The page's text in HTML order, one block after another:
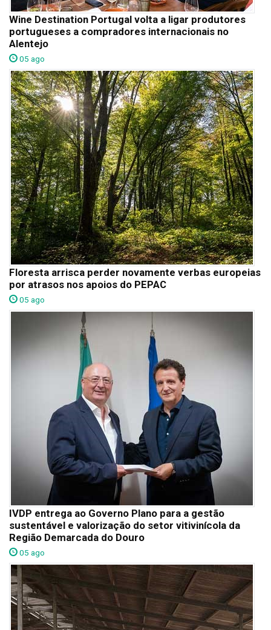
Wine Destination Portugal volta a ligar produtores
portugueses a compradores internacionais no
Alentejo
05 ago
Floresta arrisca perder novamente verbas europeias
por atrasos nos apoios do PEPAC
05 ago
IVDP entrega ao Governo Plano para a gestão
sustentável e valorização do setor vitivinícola da
Região Demarcada do Douro
05 ago